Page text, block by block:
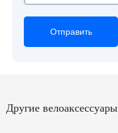
Отправить
Отправить
Отправить
Другие велоаксессуары